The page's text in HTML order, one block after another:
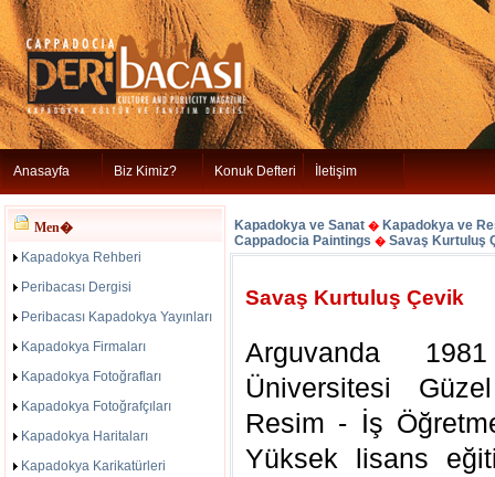
Anasayfa Biz Kimiz? Konuk Defteri İletişim
Men�
Kapadokya Rehberi
Peribacası Dergisi
Peribacası Kapadokya Yayınları
Kapadokya Firmaları
Kapadokya Fotoğrafları
Kapadokya Fotoğrafçıları
Kapadokya Haritaları
Kapadokya Karikatürleri
Kapadokya ve Sanat � Kapadokya ve
Cappadocia Paintings � Savaş Kurtuluş
Savaş Kurtuluş Çevik
Arguvanda
Üniversitesi
Resim - İş
Yüksek lisans